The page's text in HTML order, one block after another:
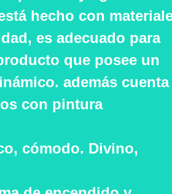
hecho con
es adecuado para
que posee un
además cuenta
con pintura
cómodo. Divino,